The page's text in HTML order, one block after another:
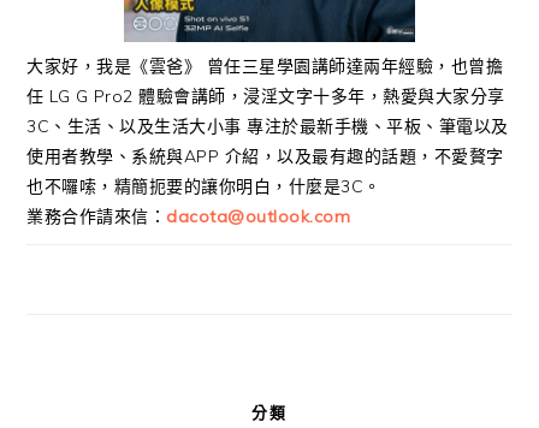
大家好，我是《雲爸》 曾任三星學園講師達兩年經驗，也曾擔
任 LG G Pro2 體驗會講師，浸淫文字十多年，熱愛與大家分享
3C、生活、以及生活大小事 專注於最新手機、平板、筆電以及
使用者教學、系統與APP 介紹，以及最有趣的話題，不愛贅字
也不囉嗦，精簡扼要的讓你明白，什麼是3C。
業務合作請來信： dacota@outlook.com
分類